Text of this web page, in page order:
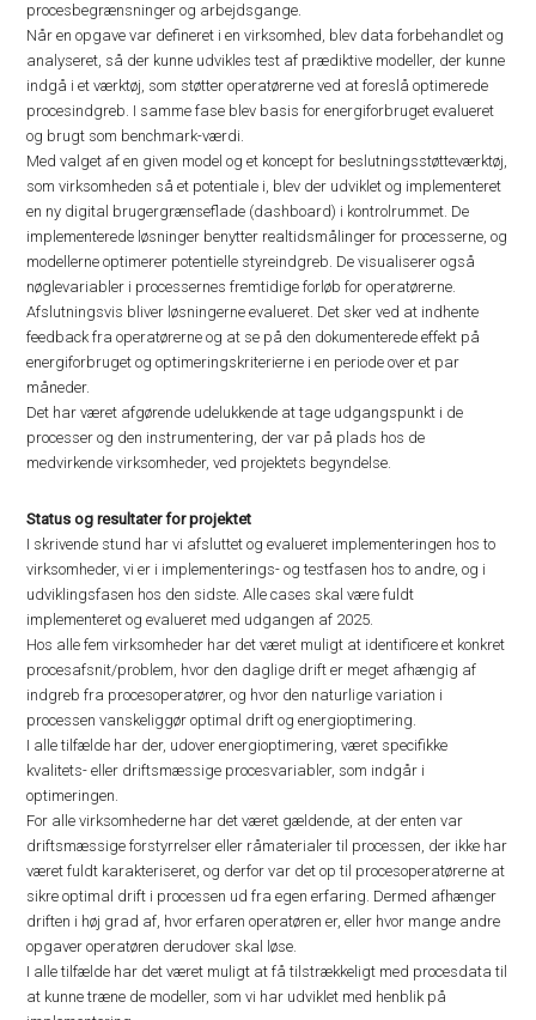
procesbegrænsninger og arbejdsgange.
Når en opgave var defineret i en virksomhed, blev data forbehandlet og
analyseret, så der kunne udvikles test af prædiktive modeller, der kunne
indgå i et værktøj, som støtter operatørerne ved at foreslå optimerede
procesindgreb. I samme fase blev basis for energiforbruget evalueret
og brugt som benchmark-værdi.
Med valget af en given model og et koncept for beslutningsstøtteværktøj,
som virksomheden så et potentiale i, blev der udviklet og implementeret
en ny digital brugergrænseflade (dashboard) i kontrolrummet. De
implementerede løsninger benytter realtidsmålinger for processerne, og
modellerne optimerer potentielle styreindgreb. De visualiserer også
nøglevariabler i processernes fremtidige forløb for operatørerne.
Afslutningsvis bliver løsningerne evalueret. Det sker ved at indhente
feedback fra operatørerne og at se på den dokumenterede effekt på
energiforbruget og optimeringskriterierne i en periode over et par
måneder.
Det har været afgørende udelukkende at tage udgangspunkt i de
processer og den instrumentering, der var på plads hos de
medvirkende virksomheder, ved projektets begyndelse.
Status og resultater for projektet
I skrivende stund har vi afsluttet og evalueret implementeringen hos to
virksomheder, vi er i implementerings- og testfasen hos to andre, og i
udviklingsfasen hos den sidste. Alle cases skal være fuldt
implementeret og evalueret med udgangen af 2025.
Hos alle fem virksomheder har det været muligt at identificere et konkret
procesafsnit/problem, hvor den daglige drift er meget afhængig af
indgreb fra procesoperatører, og hvor den naturlige variation i
processen vanskeliggør optimal drift og energioptimering.
I alle tilfælde har der, udover energioptimering, været specifikke
kvalitets- eller driftsmæssige procesvariabler, som indgår i
optimeringen.
For alle virksomhederne har det været gældende, at der enten var
driftsmæssige forstyrrelser eller råmaterialer til processen, der ikke har
været fuldt karakteriseret, og derfor var det op til procesoperatørerne at
sikre optimal drift i processen ud fra egen erfaring. Dermed afhænger
driften i høj grad af, hvor erfaren operatøren er, eller hvor mange andre
opgaver operatøren derudover skal løse.
I alle tilfælde har det været muligt at få tilstrækkeligt med procesdata til
at kunne træne de modeller, som vi har udviklet med henblik på